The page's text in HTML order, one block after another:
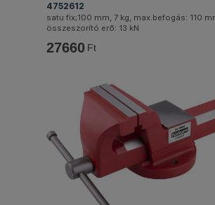
4752612
satu fix;100 mm, 7 kg, max.befogás: 110
összeszorító erő: 13 kN
27660 Ft